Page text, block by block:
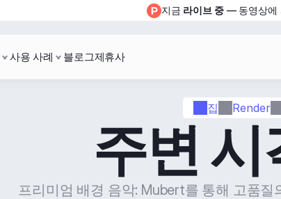
집 Render
주변
프리미엄 배경 음악: Mubert를 통해 고품
지금 라이브 중 — 동영상에
사용 사례 블로그제휴사